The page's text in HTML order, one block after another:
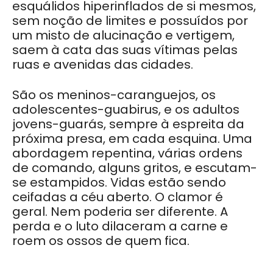
esquálidos hiperinflados de si mesmos,
sem noção de limites e possuídos por
um misto de alucinação e vertigem,
saem à cata das suas vítimas pelas
ruas e avenidas das cidades.
São os meninos-caranguejos, os
adolescentes-guabirus, e os adultos
jovens-guarás, sempre à espreita da
próxima presa, em cada esquina. Uma
abordagem repentina, várias ordens
de comando, alguns gritos, e escutam-
se estampidos. Vidas estão sendo
ceifadas a céu aberto. O clamor é
geral. Nem poderia ser diferente. A
perda e o luto dilaceram a carne e
roem os ossos de quem fica.